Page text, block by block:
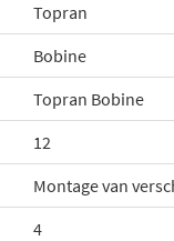
Topran
Bobine
Topran Bobine
12
Montage van
4